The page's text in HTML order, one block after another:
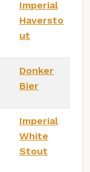
Imperial
Haversto
ut
Donker
Bier
Imperial
White
Stout